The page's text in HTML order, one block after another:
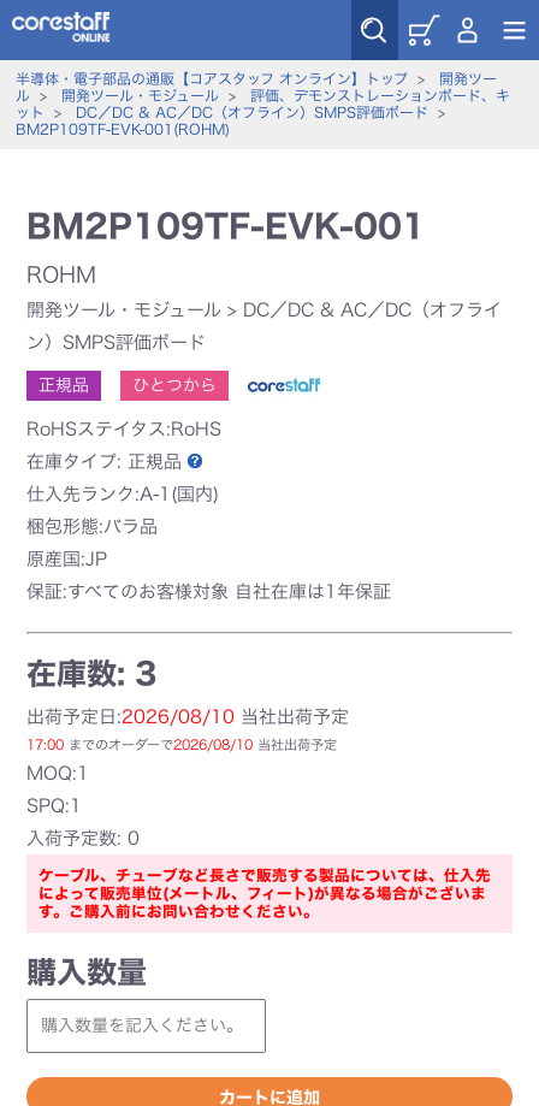
半導体・電子部品の通販【コアスタッフ オンライン】トップ>
開発ツー
ル> 開発ツール・モジュール> 評価、デモンストレーションボード、キ
ット
> DC／DC & AC／DC（オフライン）SMPS評価ボード >
BM2P109TF-EVK-001(ROHM)
BM2P109TF-EVK-001
ROHM
開発ツール・モジュール > DC／DC & AC／DC（オフライ
ン）SMPS評価ボード
正規品 ひとつから
RoHSステイタス:RoHS
在庫タイプ: 正規品
仕入先ランク:A-1(国内)
梱包形態:バラ品
原産国:JP
保証:すべてのお客様対象 自社在庫は1年保証
在庫数: 3
出荷予定日:2026/08/10 当社出荷予定
17:00 までのオーダーで2026/08/10 当社出荷予定
MOQ:1
SPQ:1
入荷予定数: 0
ケーブル、チューブなど長さで販売する製品については、仕入先
によって販売単位(メートル、フィート)が異なる場合がございま
す。ご購入前にお問い合わせください。
購入数量